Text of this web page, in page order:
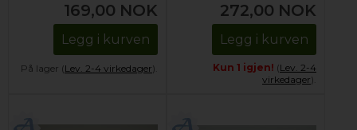
169,00 NOK
Legg i kurven
På lager (Lev. 2-4 virkedager).
272,00 NOK
Legg i kurven
Kun 1 igjen! (Lev. 2-4
virkedager).